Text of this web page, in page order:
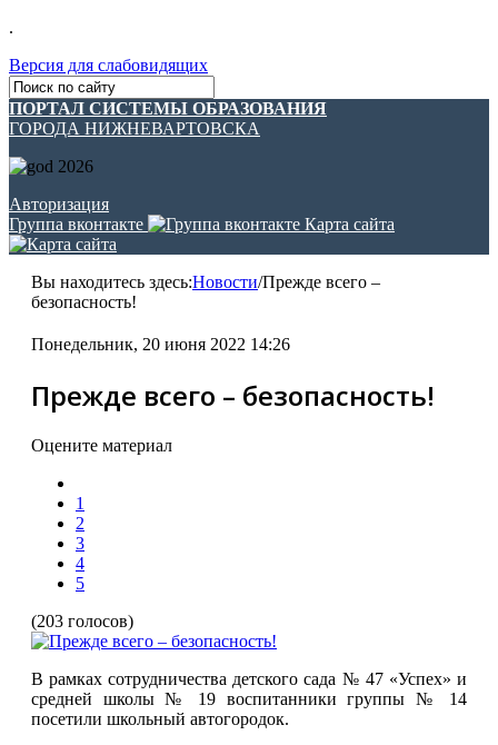
.
Версия для слабовидящих
ПОРТАЛ СИСТЕМЫ ОБРАЗОВАНИЯ
ГОРОДА НИЖНЕВАРТОВСКА
Авторизация
Группа вконтакте
Карта сайта
Вы находитесь здесь:Новости/Прежде всего –
безопасность!
Понедельник, 20 июня 2022 14:26
Прежде всего – безопасность!
Оцените материал
1
2
3
4
5
(203 голосов)
В рамках сотрудничества детского сада № 47 «Успех» и
средней школы № 19 воспитанники группы № 14
посетили школьный автогородок.